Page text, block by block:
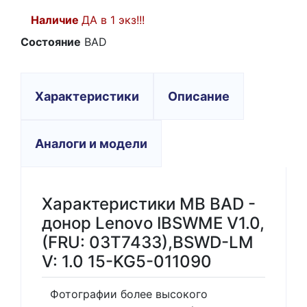
Наличие ДА в 1 экз!!!
Состояние BAD
Характеристики Описание
Аналоги и модели
Характеристики MB BAD -
донор Lenovo IBSWME V1.0,
(FRU: 03T7433),BSWD-LM
V: 1.0 15-KG5-011090
Фотографии более высокого